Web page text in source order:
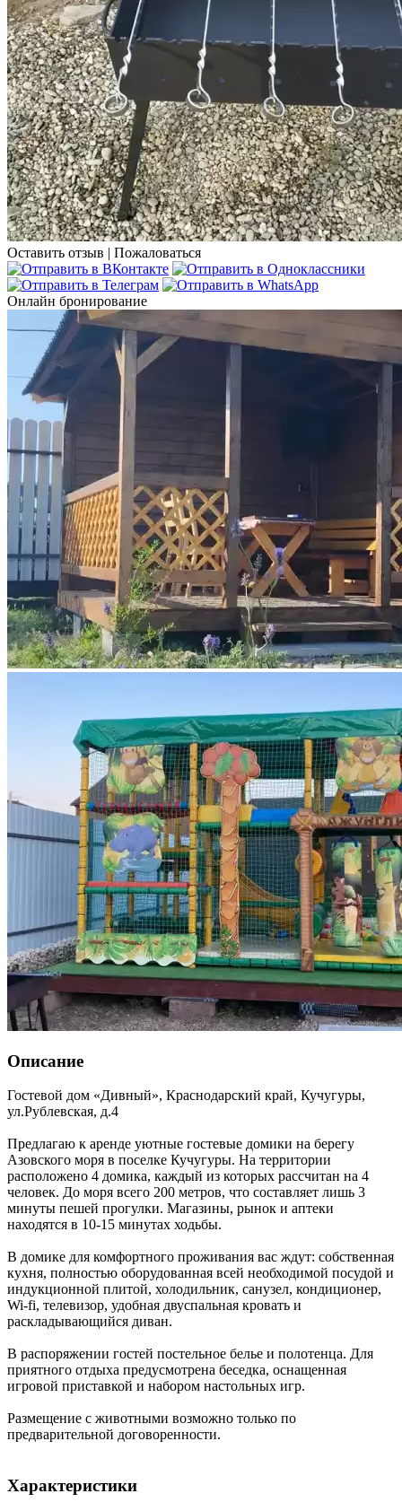
Оставить отзыв | Пожаловаться
Онлайн бронирование
Описание
Гостевой дом «Дивный», Краснодарский край, Кучугуры,
ул.Рублевская, д.4
Предлагаю к аренде уютные гостевые домики на берегу
Азовского моря в поселке Кучугуры. На территории
расположено 4 домика, каждый из которых рассчитан на 4
человек. До моря всего 200 метров, что составляет лишь 3
минуты пешей прогулки. Магазины, рынок и аптеки
находятся в 10-15 минутах ходьбы.
В домике для комфортного проживания вас ждут: собственная
кухня, полностью оборудованная всей необходимой посудой и
индукционной плитой, холодильник, санузел, кондиционер,
Wi-fi, телевизор, удобная двуспальная кровать и
раскладывающийся диван.
В распоряжении гостей постельное белье и полотенца. Для
приятного отдыха предусмотрена беседка, оснащенная
игровой приставкой и набором настольных игр.
Размещение с животными возможно только по
предварительной договоренности.
Характеристики